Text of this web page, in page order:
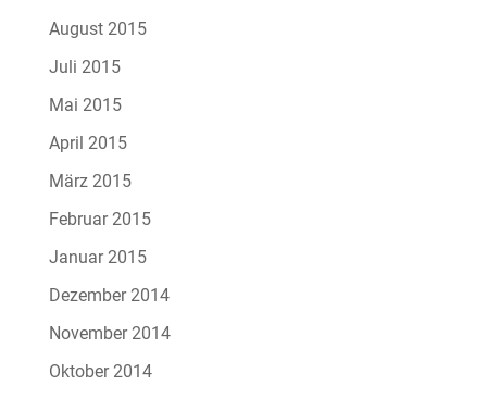
August 2015
Juli 2015
Mai 2015
April 2015
März 2015
Februar 2015
Januar 2015
Dezember 2014
November 2014
Oktober 2014